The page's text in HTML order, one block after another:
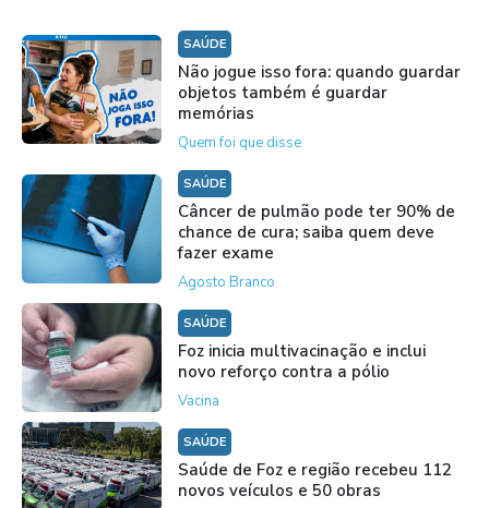
SAÚDE
Não jogue isso fora: quando guardar
objetos também é guardar
memórias
Quem foi que disse
SAÚDE
Câncer de pulmão pode ter 90% de
chance de cura; saiba quem deve
fazer exame
Agosto Branco
SAÚDE
Foz inicia multivacinação e inclui
novo reforço contra a pólio
Vacina
SAÚDE
Saúde de Foz e região recebeu 112
novos veículos e 50 obras